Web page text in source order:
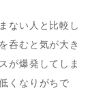
ない人と比較し
呑むと気が大き
が爆発してしま
くなりがちで